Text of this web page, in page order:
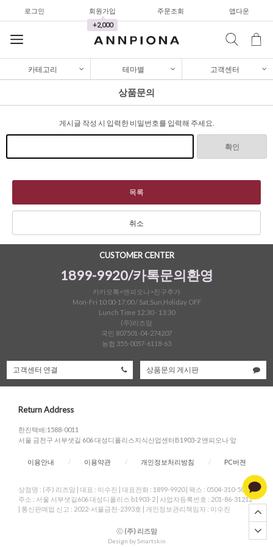
로그인
회원가입
+2,000
주문조회 앱다운
와이드팬츠
한정세일
셔츠&블라우스
가디건/니트
와이드팬츠
가디건/니트
와이드팬츠
한정세일
카테고리 테마별 고객센터
상품문의
게시글 작성 시 입력한 비밀번호를 입력해 주세요.
확인
목록
취소
CUSTOMER CENTER
1899-9920/카톡문의환영
카카오톡<앤피오나>친구추가
Mon-Fri 10:00-17:00 / Sat,Sun,Holiday OFF
Lunch Time 12:30 - 13:30
(주)리즈맘
국민 807501-04-274207
농협 355-0057-6118-63
고객센터 연결 상품문의 게시판
Return Address
한진택배:1588-0011
서울 금천구 서부샛길 606 대성디폴리스지식산업센터B1903-2 앤피오나 앞
이용안내 / 이용약관 / 개인정보처리방침 / PC버젼
상점명 : (주) 리즈맘 | 대표 : 이수진 | 대표전화 : 1899-9920 | 팩스 : 0504-310-5004
주소 : 서울 서부샛길606 대성디폴리스 b1903-2 | 사업자등록번호 : 201-86-31212
| 통신판매업 신고 : 2022-서울금천-2393호 | 개인정보관리책임자 : 이수진
ⓒ (주) 리즈맘